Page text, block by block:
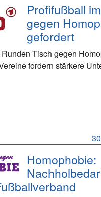
Profifußball
gegen
gefordert
Tisch gegen
fordern stärkere
Homophobie: